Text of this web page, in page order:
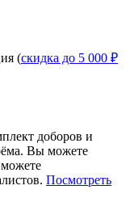
(скидка до 5 000 ₽
доборов и
Вы можете
Посмотреть